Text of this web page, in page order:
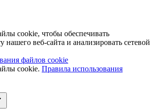
cookie, чтобы обеспечивать
нашего веб-сайта и анализировать сетевой
файлов cookie
cookie. Правила использования